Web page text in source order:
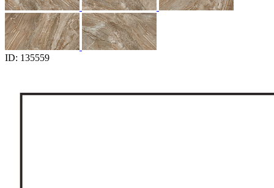
ID: 135559